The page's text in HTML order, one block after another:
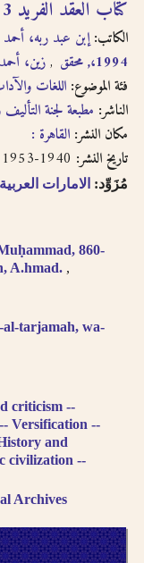
860-
A.hmad.
al-tarjamah, wa-
criticism --
Versification --
and
civilization --
Archives
كتاب العقد الفريد 3
الكاتب: إبن عبد ربه، أحمد بن
1994،, محقق
زين،
فئة الموضوع: اللغات
الناشر: مطبعة لجنة التأليف
مكان النشر: القاهرة :
تاريخ النشر:
مُزَوِّد: الامارات